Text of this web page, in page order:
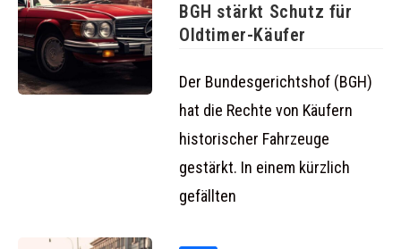
BGH stärkt Schutz für
Oldtimer-Käufer
Der Bundesgerichtshof (BGH)
hat die Rechte von Käufern
historischer Fahrzeuge
gestärkt. In einem kürzlich
gefällten